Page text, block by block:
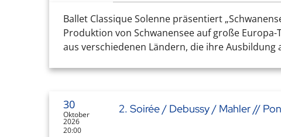
Ballet Classique Solenne präsentiert
Produktion von Schwanensee auf große
aus verschiedenen Ländern, die ihre
30
Oktober
2026
20:00
2. Soirée / Debussy / Mahler //